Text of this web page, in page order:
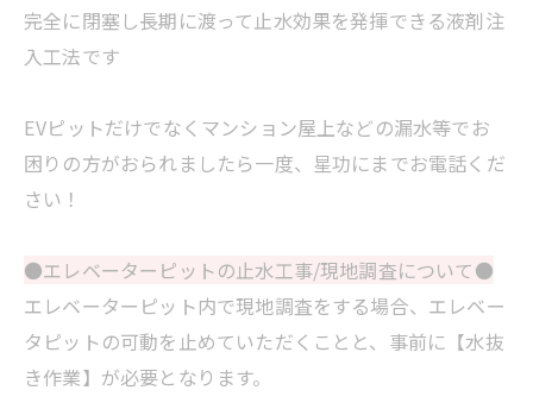
完全に閉塞し長期に渡って止水効果を発揮できる液剤注
入工法です
EVピットだけでなくマンション屋上などの漏水等でお
困りの方がおられましたら一度、星功にまでお電話くだ
さい！
●エレベーターピットの止水工事/現地調査について●
エレベーターピット内で現地調査をする場合、エレベー
タピットの可動を止めていただくことと、事前に【水抜
き作業】が必要となります。